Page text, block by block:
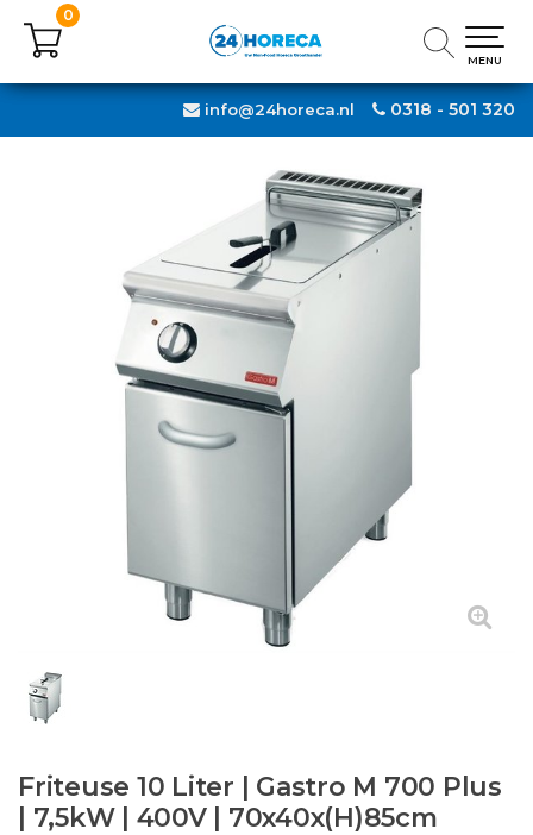
0318 - 501 320
info@24horeca.nl
0
MENU
0
MENU
Friteuse 10 Liter | Gastro M 700 Plus
| 7,5kW | 400V | 70x40x(H)85cm